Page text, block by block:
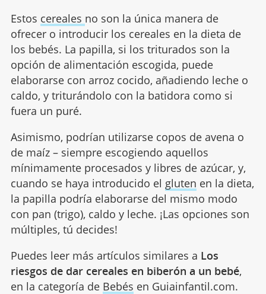
Estos cereales no son la única manera de
ofrecer o introducir los cereales en la dieta de
los bebés. La papilla, si los triturados son la
opción de alimentación escogida, puede
elaborarse con arroz cocido, añadiendo leche o
caldo, y triturándolo con la batidora como si
fuera un puré.
Asimismo, podrían utilizarse copos de avena o
de maíz – siempre escogiendo aquellos
mínimamente procesados y libres de azúcar, y,
cuando se haya introducido el gluten en la dieta,
la papilla podría elaborarse del mismo modo
con pan (trigo), caldo y leche. ¡Las opciones son
múltiples, tú decides!
Puedes leer más artículos similares a Los
riesgos de dar cereales en biberón a un bebé,
en la categoría de Bebés en Guiainfantil.com.